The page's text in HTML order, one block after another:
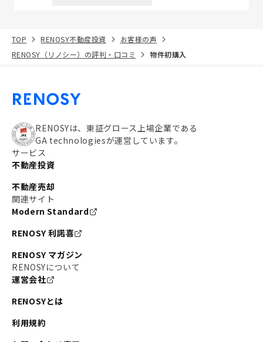
TOP RENOSY不動産投資
お客様の声
RENOSY（リノシー）の評判・口コミ
物件初購入
RENOSYは、東証グロース上場企業である
GA technologiesが運営しています。
サービス
不動産投資
不動産売却
関連サイト
Modern Standard
RENOSY 利諾喜
RENOSY マガジン
RENOSYについて
運営会社
RENOSYとは
利用規約